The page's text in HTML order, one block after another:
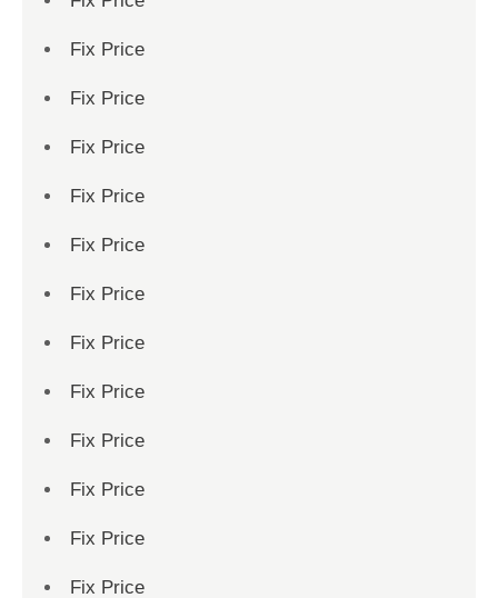
Fix Price
Fix Price
Fix Price
Fix Price
Fix Price
Fix Price
Fix Price
Fix Price
Fix Price
Fix Price
Fix Price
Fix Price